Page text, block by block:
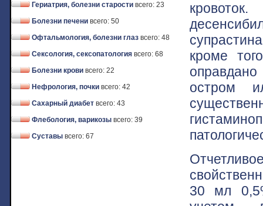
Гериатрия, болезни старости всего: 23
Болезни печени всего: 50
Офтальмология, болезни глаз всего: 48
Сексология, сексопатология всего: 68
Болезни крови всего: 22
Нефрология, почки всего: 42
Сахарный диабет всего: 43
Флебология, варикозы всего: 39
Суставы всего: 67
кроме
остром
30 мл